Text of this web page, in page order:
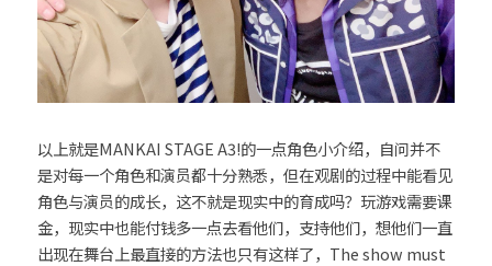
以上就是MANKAI STAGE A3!的一点角色小介绍，自问并不
是对每一个角色和演员都十分熟悉，但在观剧的过程中能看见
角色与演员的成长，这不就是现实中的育成吗？玩游戏需要课
金，现实中也能付钱多一点去看他们，支持他们，想他们一直
出现在舞台上最直接的方法也只有这样了，The show must